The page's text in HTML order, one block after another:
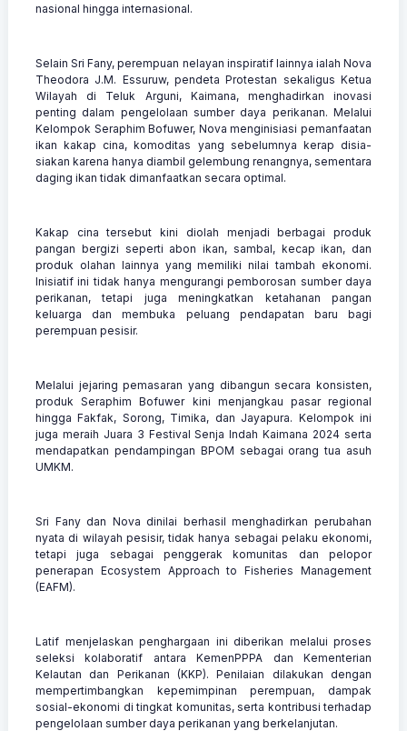
nasional hingga internasional.
Selain Sri Fany, perempuan nelayan inspiratif lainnya ialah Nova
Theodora J.M. Essuruw, pendeta Protestan sekaligus Ketua
Wilayah di Teluk Arguni, Kaimana, menghadirkan inovasi
penting dalam pengelolaan sumber daya perikanan. Melalui
Kelompok Seraphim Bofuwer, Nova menginisiasi pemanfaatan
ikan kakap cina, komoditas yang sebelumnya kerap disia-
siakan karena hanya diambil gelembung renangnya, sementara
daging ikan tidak dimanfaatkan secara optimal.
Kakap cina tersebut kini diolah menjadi berbagai produk
pangan bergizi seperti abon ikan, sambal, kecap ikan, dan
produk olahan lainnya yang memiliki nilai tambah ekonomi.
Inisiatif ini tidak hanya mengurangi pemborosan sumber daya
perikanan, tetapi juga meningkatkan ketahanan pangan
keluarga dan membuka peluang pendapatan baru bagi
perempuan pesisir.
Melalui jejaring pemasaran yang dibangun secara konsisten,
produk Seraphim Bofuwer kini menjangkau pasar regional
hingga Fakfak, Sorong, Timika, dan Jayapura. Kelompok ini
juga meraih Juara 3 Festival Senja Indah Kaimana 2024 serta
mendapatkan pendampingan BPOM sebagai orang tua asuh
UMKM.
Sri Fany dan Nova dinilai berhasil menghadirkan perubahan
nyata di wilayah pesisir, tidak hanya sebagai pelaku ekonomi,
tetapi juga sebagai penggerak komunitas dan pelopor
penerapan Ecosystem Approach to Fisheries Management
(EAFM).
Latif menjelaskan penghargaan ini diberikan melalui proses
seleksi kolaboratif antara KemenPPPA dan Kementerian
Kelautan dan Perikanan (KKP). Penilaian dilakukan dengan
mempertimbangkan kepemimpinan perempuan, dampak
sosial-ekonomi di tingkat komunitas, serta kontribusi terhadap
pengelolaan sumber daya perikanan yang berkelanjutan.